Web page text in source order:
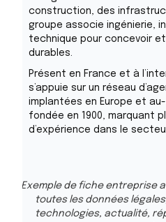
construction, des
groupe associe ingénierie,
technique pour concevoir
durables.
Présent en France et à
s’appuie sur un réseau
implantées en Europe et
fondée en 1900, marquant
d’expérience dans le secteur
Exemple de fiche entreprise
toutes les données
technologies, actualité,